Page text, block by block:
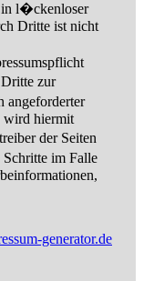
l�ckenloser
Dritte ist nicht
zur
wird hiermit
der Seiten
im Falle
generator.de